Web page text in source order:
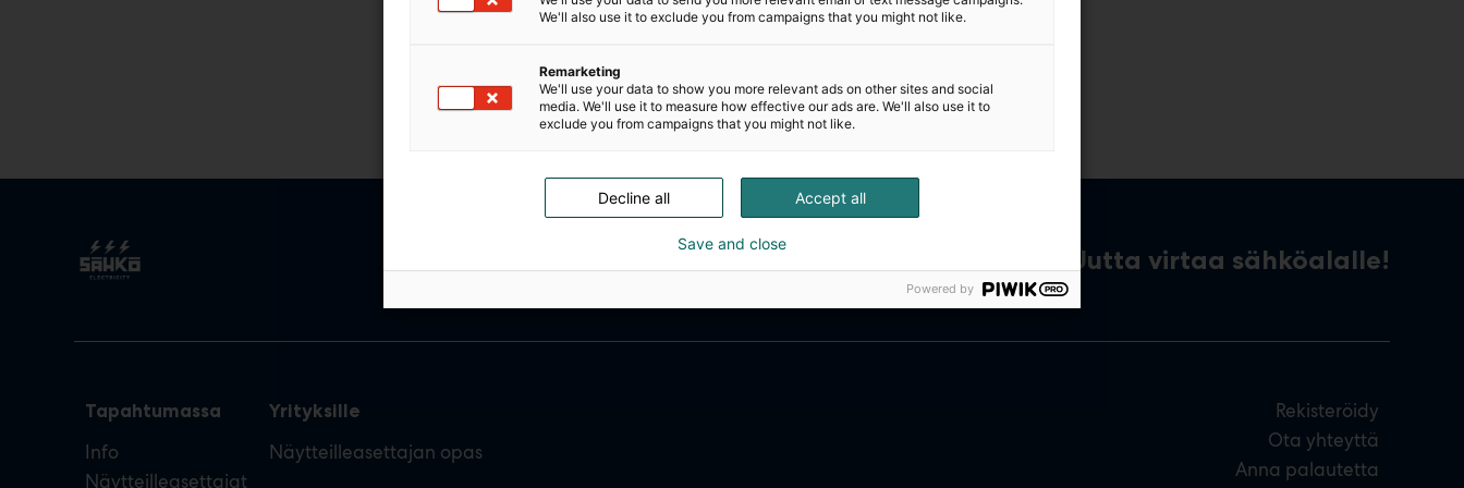
Uutta virtaa sähköalalle!
Tapahtumassa
Info
Näytteilleasettajat
Yrityksille
Näytteilleasettajan opas
Rekisteröidy
Ota yhteyttä
Anna palautetta
We'll also use it to exclude you from campaigns that you might not like.
Remarketing
We'll use your data to show you more relevant ads on other sites and social
media. We'll use it to measure how effective our ads are. We'll also use it to
exclude you from campaigns that you might not like.
Accept all
Decline all
Save and close
Powered by